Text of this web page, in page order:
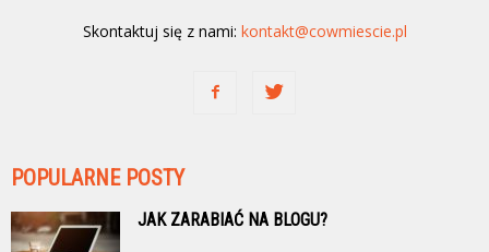
Skontaktuj się z nami: kontakt@cowmiescie.pl
POPULARNE POSTY
JAK ZARABIAĆ NA BLOGU?